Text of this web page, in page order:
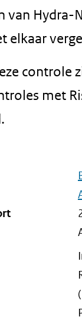
van Hydra-
elkaar
controle
met